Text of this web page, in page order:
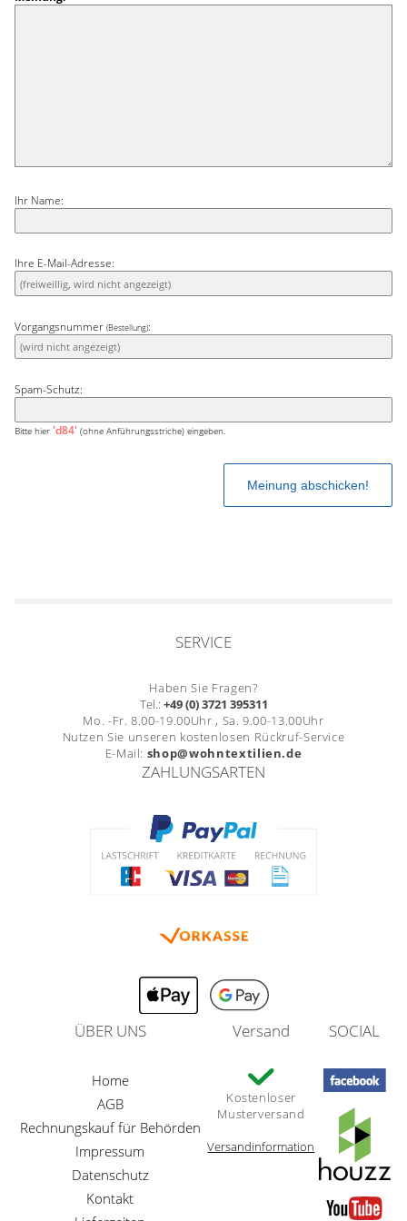
Ihr Name:
Ihre E-Mail-Adresse:
Vorgangsnummer (Bestellung):
Spam-Schutz:
Bitte hier 'd84' (ohne Anführungsstriche) eingeben.
SERVICE
Haben Sie Fragen?
Tel.: +49 (0) 3721 395311
Mo. -Fr. 8.00-19.00Uhr , Sa. 9.00-13.00Uhr
Nutzen Sie unseren kostenlosen Rückruf-Service
E-Mail: shop@wohntextilien.de
ZAHLUNGSARTEN
ÜBER UNS
Home
AGB
Rechnungskauf für Behörden
Impressum
Datenschutz
Kontakt
Versand
Kostenloser
Musterversand
Versandinformation
SOCIAL